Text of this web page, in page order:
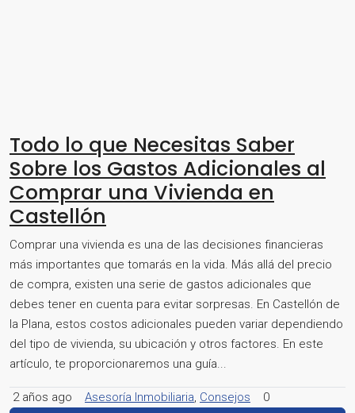
Todo lo que Necesitas Saber
Sobre los Gastos Adicionales al
Comprar una Vivienda en
Castellón
Comprar una vivienda es una de las decisiones financieras
más importantes que tomarás en la vida. Más allá del precio
de compra, existen una serie de gastos adicionales que
debes tener en cuenta para evitar sorpresas. En Castellón de
la Plana, estos costos adicionales pueden variar dependiendo
del tipo de vivienda, su ubicación y otros factores. En este
artículo, te proporcionaremos una guía...
2 años ago Asesoría Inmobiliaria Consejos 0